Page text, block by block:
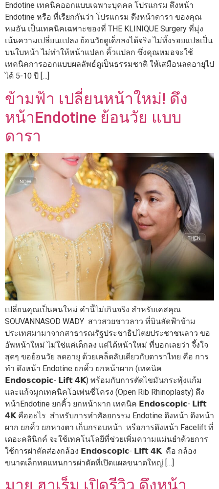
Endotine เทคนิคออกแบบเฉพาะบุคคล โปรแกรม ดึงหน้า
Endotine หรือ ที่เรียกกันว่า โปรแกรม ดึงหน้าดารา ของคุณ
หมอัน เป็นเทคนิคเฉพาะของที่ THE KLINIQUE Surgery ที่มุ่ง
เน้นความเปลี่ยนแปลง ย้อนวัยดูเด็กลงได้จริง ไม่ทิ้งรอยแปลเป็น
บนใบหน้า ไม่ทำให้หน้าแปลก คิ้วแปลก ซึ่งคุณหมอจะใช้
เทคนิคการออกแบบผลลัพธ์ดูเป็นธรรมชาติ ให้เสมือนลดอายุไป
ได้ 5-10 ปี […]
ข้ามฟ้า เปลี่ยนหน้าใหม่! ดึง
หน้าEndotine ย้อนวัย แบบ
ดารา
เปลี่ยนคุณเป็นคนใหม่ คำนี้ไม่เกินจริง สำหรับเคสคุณ
SOUVANNASOD WADY สาวสวยชาวลาว ที่บินลัดฟ้าข้าม
ประเทศมามาจากสาธารณรัฐประชาธิปไตยประชาชนลาว ขอ
อัพหน้าใหม่ ไม่ใช่แค่เด็กลง แต่ได้หน้าใหม่ ที่บอกเลยว่า จึ้งใจ
สุดๆ ขอย้อนวัย ลดอายุ ด้วยเคล็ดลับเดียวกับดาราไทย คือ การ
ทำ ดึงหน้า Endotine ยกคิ้ว ยกหน้าผาก (เทคนิค
𝗘𝗻𝗱𝗼𝘀𝗰𝗼𝗽𝗶𝗰- 𝗟𝗶𝗳𝘁 𝟰𝗞) พร้อมกับการตัดไขมันกระพุ้งแก้ม
และแก้จมูกเทคนิคโอเพ่นซี่โครง (Open Rib Rhinoplasty) ดึง
หน้าEndotine ยกคิ้ว ยกหน้าผาก เทคนิค 𝗘𝗻𝗱𝗼𝘀𝗰𝗼𝗽𝗶𝗰- 𝗟𝗶𝗳𝘁
𝟰𝗞 คืออะไร สำหรับการทำศัลยกรรม Endotine ดึงหน้า ดึงหน้า
ผาก ยกคิ้ว ยกหางตา เก็บกรอบหน้า หรือการดึงหน้า Facelift ที่
เดอะคลินิกค์ จะใช้เทคโนโลยีที่ช่วยเพิ่มความแม่นยำด้วยการ
ใช้การผ่าตัดส่องกล้อง 𝗘𝗻𝗱𝗼𝘀𝗰𝗼𝗽𝗶𝗰- 𝗟𝗶𝗳𝘁 𝟰𝗞 คือ กล้อง
ขนาดเล็กทดแทนการผ่าตัดที่เปิดแผลขนาดใหญ่ […]
มาย ฮาเร็ม เปิดรีวิว ดึงหน้า